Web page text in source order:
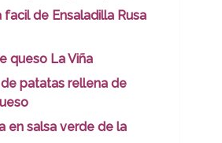
facil de Ensaladilla Rusa
queso La Viña
patatas rellena de
en salsa verde de la